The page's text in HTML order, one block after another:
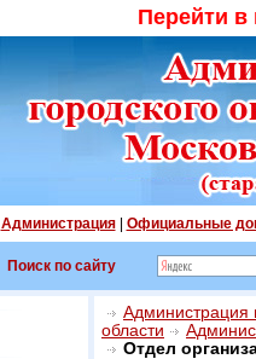
Перейти
Администрация| Официальные
Поиск по сайту
Администрация
области
Отдел